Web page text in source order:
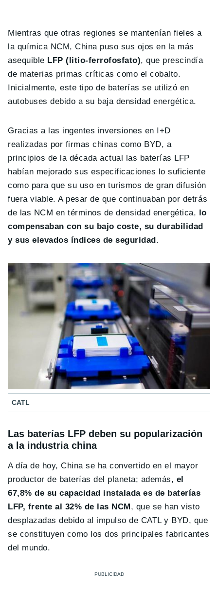
Mientras que otras regiones se mantenían fieles a
la química NCM, China puso sus ojos en la más
asequible LFP (litio-ferrofosfato), que prescindía
de materias primas críticas como el cobalto.
Inicialmente, este tipo de baterías se utilizó en
autobuses debido a su baja densidad energética.
Gracias a las ingentes inversiones en I+D
realizadas por firmas chinas como BYD, a
principios de la década actual las baterías LFP
habían mejorado sus especificaciones lo suficiente
como para que su uso en turismos de gran difusión
fuera viable. A pesar de que continuaban por detrás
de las NCM en términos de densidad energética, lo
compensaban con su bajo coste, su durabilidad
y sus elevados índices de seguridad.
CATL
Las baterías LFP deben su popularización
a la industria china
A día de hoy, China se ha convertido en el mayor
productor de baterías del planeta; además, el
67,8% de su capacidad instalada es de baterías
LFP, frente al 32% de las NCM , que se han visto
desplazadas debido al impulso de CATL y BYD, que
se constituyen como los dos principales fabricantes
del mundo.